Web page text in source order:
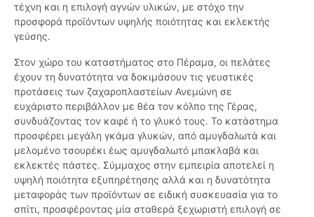
τέχνη και η επιλογή αγνών υλικών, με στόχο την
προσφορά προϊόντων υψηλής ποιότητας και εκλεκτής
γεύσης.
Στον χώρο του καταστήματος στο Πέραμα, οι πελάτες
έχουν τη δυνατότητα να δοκιμάσουν τις γευστικές
προτάσεις των ζαχαροπλαστείων Ανεμώνη σε
ευχάριστο περιβάλλον με θέα τον κόλπο της Γέρας,
συνδυάζοντας τον καφέ ή το γλυκό τους. Το κατάστημα
προσφέρει μεγάλη γκάμα γλυκών, από αμυγδαλωτά και
μελομένο τσουρέκι έως αμυγδαλωτό μπακλαβά και
εκλεκτές πάστες. Σύμμαχος στην εμπειρία αποτελεί η
υψηλή ποιότητα εξυπηρέτησης αλλά και η δυνατότητα
μεταφοράς των προϊόντων σε ειδική συσκευασία για το
σπίτι, προσφέροντας μία σταθερά ξεχωριστή επιλογή σε